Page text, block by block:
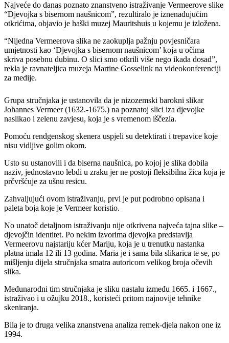
Najveće do danas poznato znanstveno istraživanje Vermeerove slike
“Djevojka s bisernom naušnicom”, rezultiralo je iznenađujućim
otkrićima, objavio je haški muzej Mauritshuis u kojemu je izložena.
“Nijedna Vermeerova slika ne zaokuplja pažnju povjesničara
umjetnosti kao ‘Djevojka s bisernom naušnicom’ koja u očima
skriva posebnu dubinu. O slici smo otkrili više nego ikada dosad”,
rekla je ravnateljica muzeja Martine Gosselink na videokonferenciji
za medije.
Grupa stručnjaka je ustanovila da je nizozemski barokni slikar
Johannes Vermeer (1632.-1675.) na poznatoj slici iza djevojke
naslikao i zelenu zavjesu, koja je s vremenom iščezla.
Pomoću rendgenskog skenera uspjeli su detektirati i trepavice koje
nisu vidljive golim okom.
Usto su ustanovili i da biserna naušnica, po kojoj je slika dobila
naziv, jednostavno lebdi u zraku jer ne postoji fleksibilna žica koja je
prčvršćuje za ušnu resicu.
Zahvaljujući ovom istraživanju, prvi je put podrobno opisana i
paleta boja koje je Vermeer koristio.
No unatoč detaljnom istraživanju nije otkrivena najveća tajna slike –
djevojčin identitet. Po nekim izvorima djevojka predstavlja
Vermeerovu najstariju kćer Mariju, koja je u trenutku nastanka
platna imala 12 ili 13 godina. Maria je i sama bila slikarica te se, po
mišljenju dijela stručnjaka smatra autoricom velikog broja očevih
slika.
Međunarodni tim stručnjaka je sliku nastalu između 1665. i 1667.,
istraživao i u ožujku 2018., koristeći pritom najnovije tehnike
skeniranja.
Bila je to druga velika znanstvena analiza remek-djela nakon one iz
1994.